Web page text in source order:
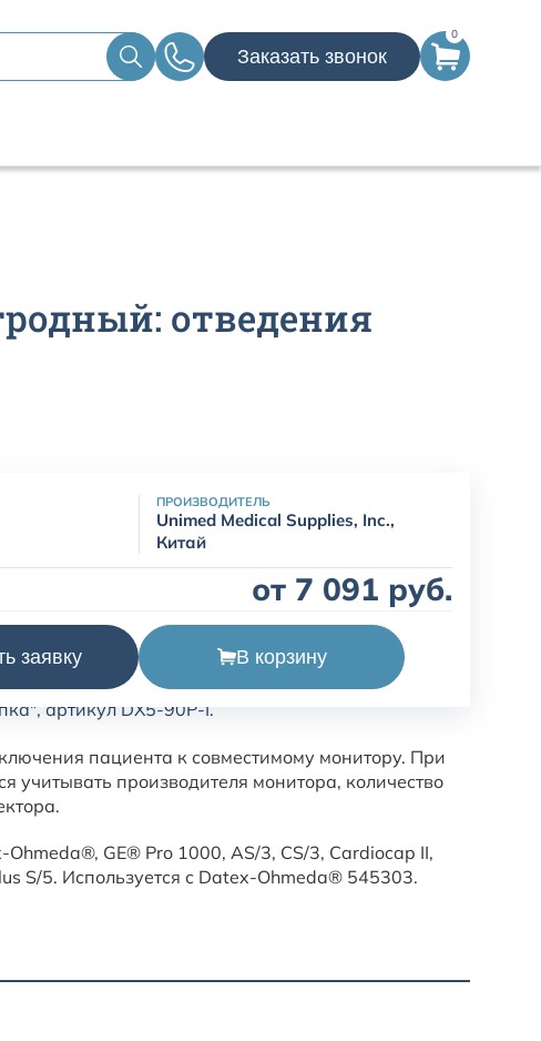
Заказать звонок
0
отведения
ПРОИЗВОДИТЕЛЬ
Unimed Medical Supplies, Inc.,
Китай
от 7 091 руб.
заявку
В корзину
Ohmeda, пятиэлектродный: отведения (I,II,III,
артикул DX5-90P-I.
пациента к совместимому монитору. При
учитывать производителя монитора, количество
Ohmeda®, GE® Pro 1000, AS/3, CS/3, Cardiocap II,
S/5. Используется с Datex-Ohmeda® 545303.